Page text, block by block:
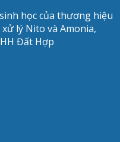
học của thương hiệu
lý Nito và Amonia,
Đất Hợp